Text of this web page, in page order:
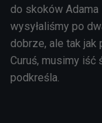
do skoków Adama
wysyłaliśmy po
dobrze, ale tak jak
Curuś, musimy
podkreśla.